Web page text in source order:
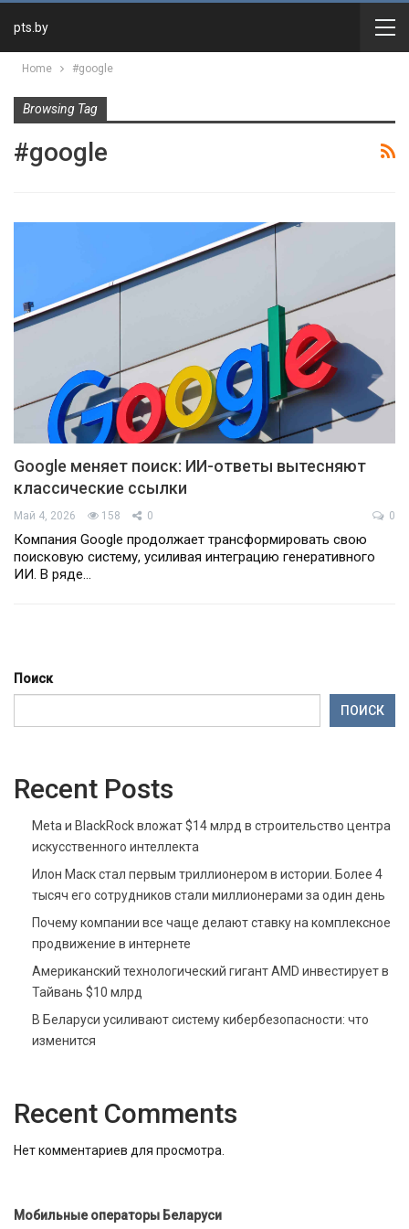
pts.by
Home #google
Browsing Tag
#google
Google меняет поиск: ИИ-ответы вытесняют
классические ссылки
Май 4, 2026 158 0 0
Компания Google продолжает трансформировать свою
поисковую систему, усиливая интеграцию генеративного
ИИ. В ряде…
Поиск
ПОИСК
Recent Posts
Meta и BlackRock вложат $14 млрд в строительство центра
искусственного интеллекта
Илон Маск стал первым триллионером в истории. Более 4
тысяч его сотрудников стали миллионерами за один день
Почему компании все чаще делают ставку на комплексное
продвижение в интернете
Американский технологический гигант AMD инвестирует в
Тайвань $10 млрд
В Беларуси усиливают систему кибербезопасности: что
изменится
Recent Comments
Нет комментариев для просмотра.
Мобильные операторы Беларуси